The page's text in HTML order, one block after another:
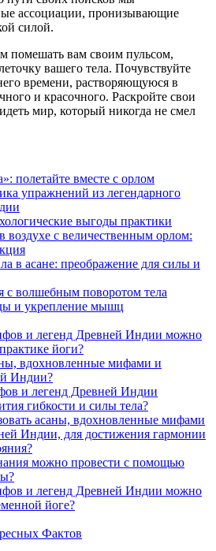
ассоциации, пронизывающие
силой.
помешать вам своим пульсом,
вашего тела. Почувствуйте
времени, растворяющуюся в
и красочного. Раскройте свои
мир, который никогда не смел
полетайте вместе с орлом
упражнений из легендарного
выгоды практики
воздухе с величественным орлом:
в асане: преображение для силы и
с волшебным поворотом тела
и укрепление мышц
и легенд Древней Индии можно
йоги?
вдохновленные мифами и
Индии?
и легенд Древней Индии
гибкости и силы тела?
асаны, вдохновленные мифами
Индии, для достижения гармонии
можно провести с помощью
и легенд Древней Индии можно
йоге?
Фактов